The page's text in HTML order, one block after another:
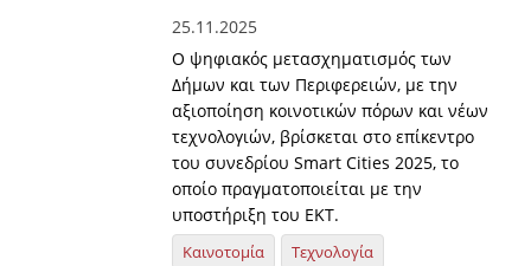
25.11.2025
O ψηφιακός μετασχηματισμός των
Δήμων και των Περιφερειών, με την
αξιοποίηση κοινοτικών πόρων και νέων
τεχνολογιών, βρίσκεται στο επίκεντρο
του συνεδρίου Smart Cities 2025, το
οποίο πραγματοποιείται με την
υποστήριξη του ΕΚΤ.
Καινοτομία
Τεχνολογία